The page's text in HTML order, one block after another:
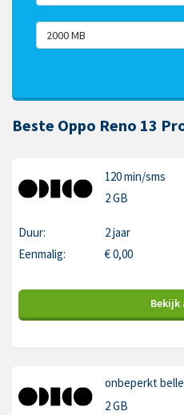
2000 MB
Beste Oppo Reno 13
120 min/sms
2 GB
Duur:
2 jaar
Eenmalig:
€0,00
Bekijk
onbeperkt
2 GB